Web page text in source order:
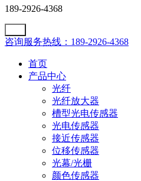
189-2926-4368
咨询服务热线：189-2926-4368
首页
产品中心
光纤
光纤放大器
槽型光电传感器
光电传感器
接近传感器
位移传感器
光幕/光栅
颜色传感器